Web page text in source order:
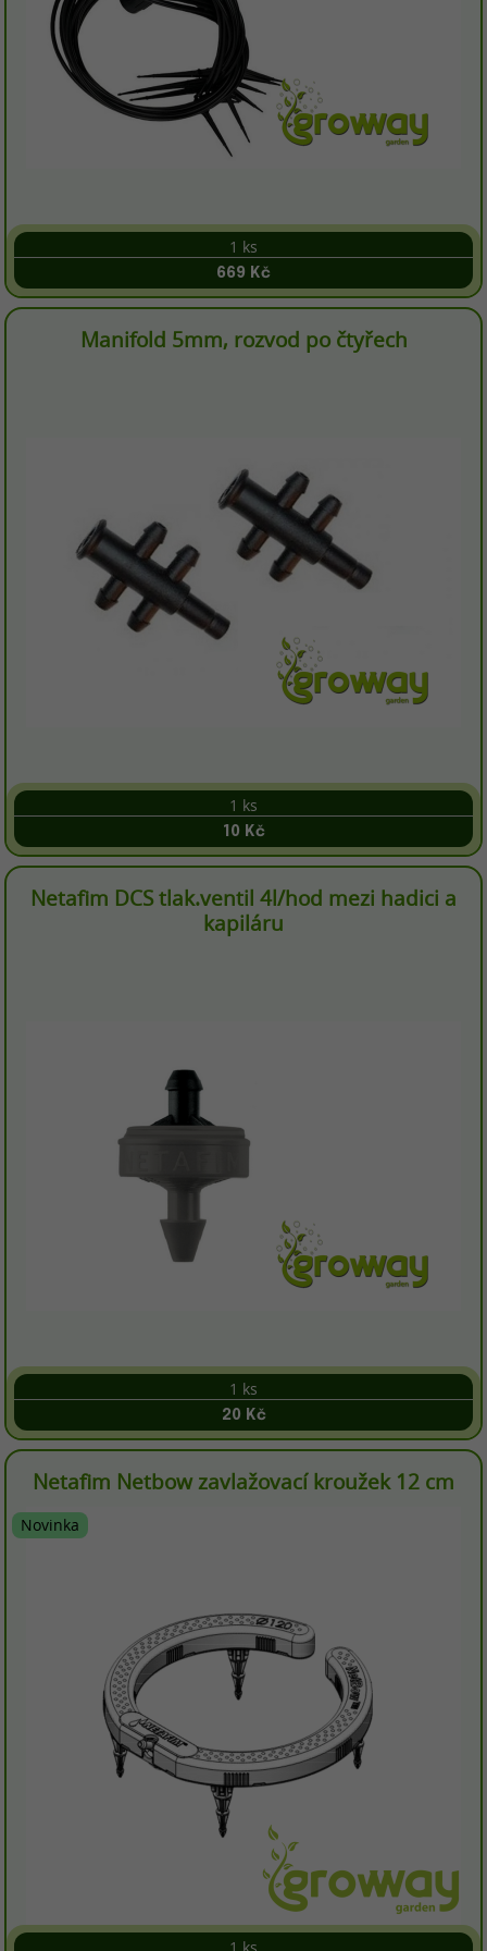
1 ks
669 Kč
Manifold 5mm, rozvod po čtyřech
1 ks
10 Kč
Netafim DCS tlak.ventil 4l/hod mezi hadici a
kapiláru
1 ks
20 Kč
Netafim Netbow zavlažovací kroužek 12 cm
Novinka